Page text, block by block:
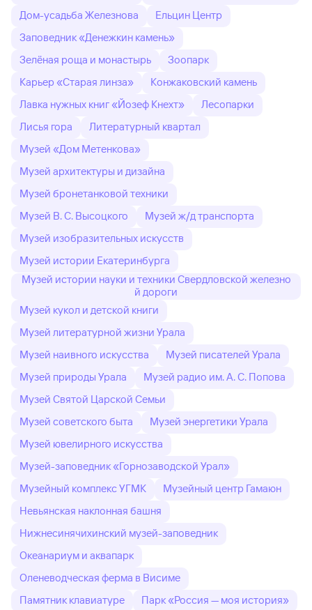
Дом-усадьба Железнова
Ельцин Центр
Заповедник «Денежкин камень»
Зелёная роща и монастырь
Зоопарк
Карьер «Старая линза»
Конжаковский камень
Лавка нужных книг «Йозеф Кнехт»
Лесопарки
Лисья гора
Литературный квартал
Музей «Дом Метенкова»
Музей архитектуры и дизайна
Музей бронетанковой техники
Музей В. С. Высоцкого
Музей ж/д транспорта
Музей изобразительных искусств
Музей истории Екатеринбурга
Музей истории науки и техники Свердловской железно
й дороги
Музей кукол и детской книги
Музей литературной жизни Урала
Музей наивного искусства
Музей писателей Урала
Музей природы Урала
Музей радио им. А. С. Попова
Музей Святой Царской Семьи
Музей советского быта
Музей энергетики Урала
Музей ювелирного искусства
Музей-заповедник «Горнозаводской Урал»
Музейный комплекс УГМК
Музейный центр Гамаюн
Невьянская наклонная башня
Нижнесинячихинский музей-заповедник
Океанариум и аквапарк
Оленеводческая ферма в Висиме
Памятник клавиатуре
Парк «Россия — моя история»